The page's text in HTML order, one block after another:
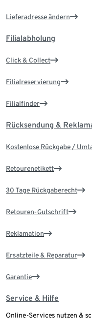
Lieferadresse ändern
Filialabholung
Click & Collect
Filialreservierung
Filialfinder
Rücksendung &
Kostenlose Rückgabe /
Retourenetikett
30 Tage Rückgaberecht
Retouren-Gutschrift
Reklamation
Ersatzteile & Reparatur
Garantie
Service & Hilfe
Online-Services nutzen &